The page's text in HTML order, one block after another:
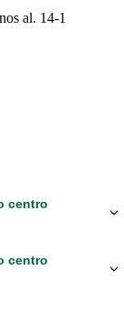
al. 14-1
centro
centro